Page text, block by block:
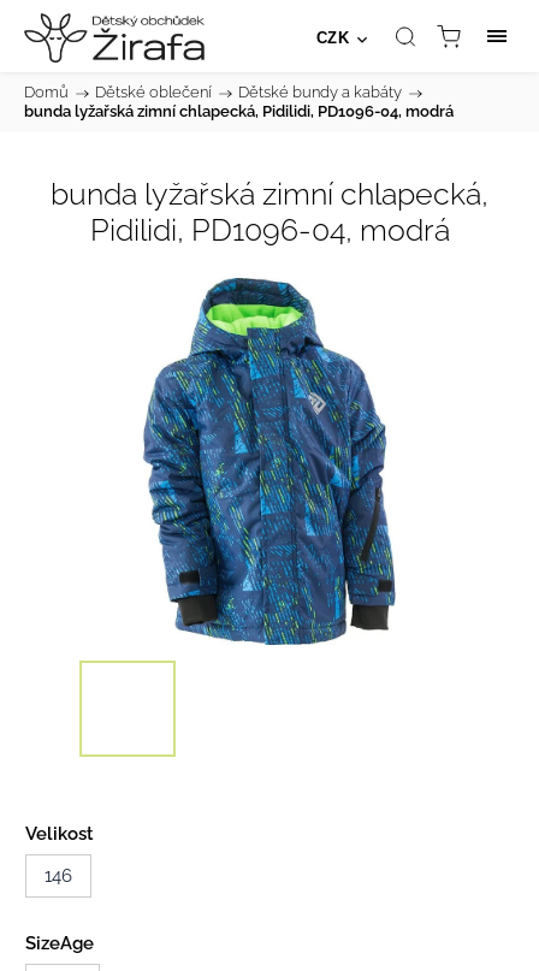
CZK
Domů / Dětské oblečení / Dětské bundy a kabáty /
bunda lyžařská zimní chlapecká, Pidilidi, PD1096-04, modrá
bunda lyžařská zimní chlapecká,
Pidilidi, PD1096-04, modrá
Velikost
146
SizeAge